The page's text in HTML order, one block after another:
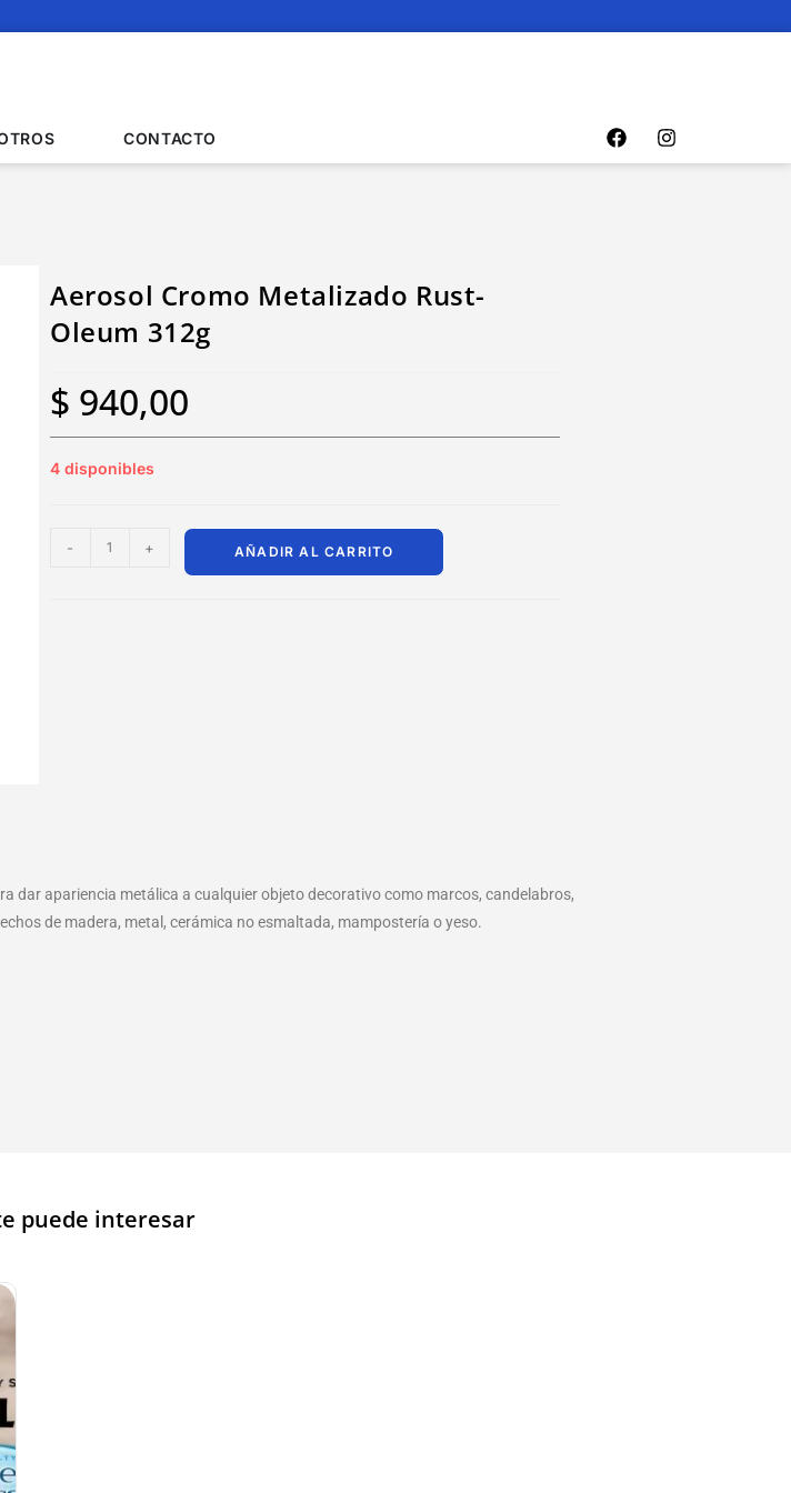
CONTACTO
Aerosol Cromo Metalizado Rust-
Oleum 312g
$ 940,00
4 disponibles
- + AÑADIR AL CARRITO
dar apariencia metálica a cualquier objeto decorativo como marcos, candelabros,
de madera, metal, cerámica no esmaltada, mampostería o yeso.
puede interesar